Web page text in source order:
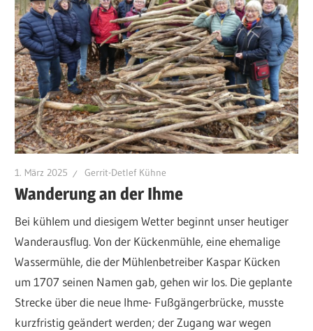
1. März 2025 Gerrit-Detlef Kühne
Wanderung an der Ihme
Bei kühlem und diesigem Wetter beginnt unser heutiger
Wanderausflug. Von der Kückenmühle, eine ehemalige
Wassermühle, die der Mühlenbetreiber Kaspar Kücken
um 1707 seinen Namen gab, gehen wir los. Die geplante
Strecke über die neue Ihme- Fußgängerbrücke, musste
kurzfristig geändert werden; der Zugang war wegen